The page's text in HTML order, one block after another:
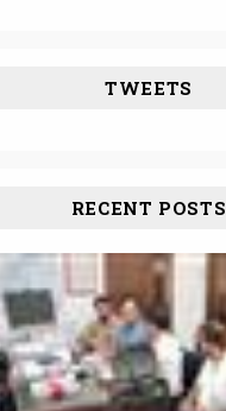
TWEETS
RECENT POSTS